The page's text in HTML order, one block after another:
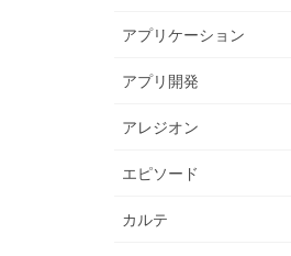
アプリケーション
アプリ開発
アレジオン
エピソード
カルテ